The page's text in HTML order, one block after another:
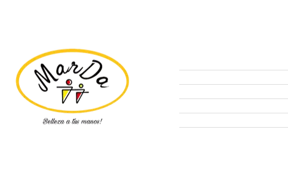
Ofertas
Manicure
Peluquería
Elige tu kit MARDA.CL
Pestañas